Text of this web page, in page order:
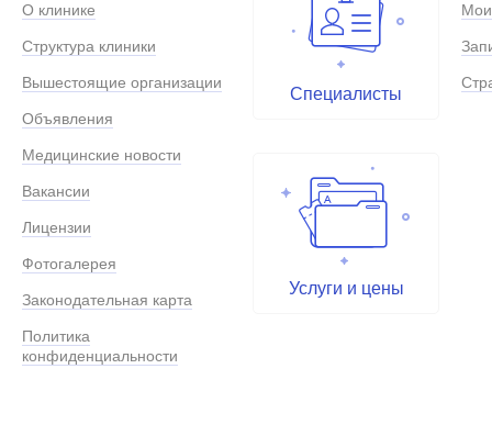
О клинике
Структура клиники
Вышестоящие организации
Объявления
Медицинские новости
Вакансии
Лицензии
Фотогалерея
Законодательная карта
Политика
конфиденциальности
Специалисты
Услуги и цены